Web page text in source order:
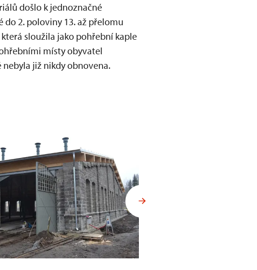
došlo k jednoznačné
2. poloviny 13. až přelomu
sloužila jako pohřební kaple
místy obyvatel
nebyla již nikdy obnovena.